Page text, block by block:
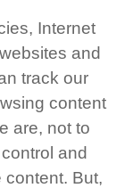
Internet
and
track our
content
are, not to
and
content. But,